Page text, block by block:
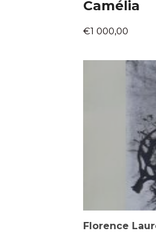
Camélia
€1 000,00
Florence